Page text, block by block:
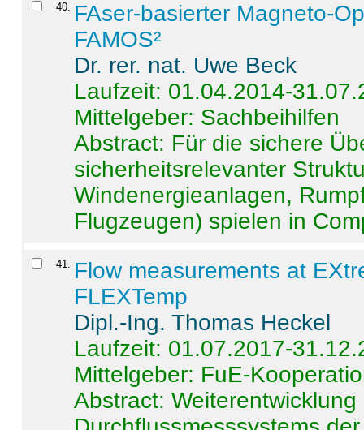
40. FAser-basierter Magneto-
FAMOS²
Dr. rer. nat. Uwe Beck
Laufzeit: 01.04.2014-
Mittelgeber: Sachbeihilfen
Abstract: Für die sichere
sicherheitsrelevanter
Windenergieanlagen,
Flugzeugen) spielen in
41. Flow measurements at
FLEXTemp
Dipl.-Ing. Thomas Heckel
Laufzeit: 01.07.2017-
Mittelgeber: FuE-
Abstract: